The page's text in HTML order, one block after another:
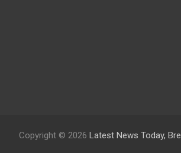
Copyright © 2026 Latest News Today,